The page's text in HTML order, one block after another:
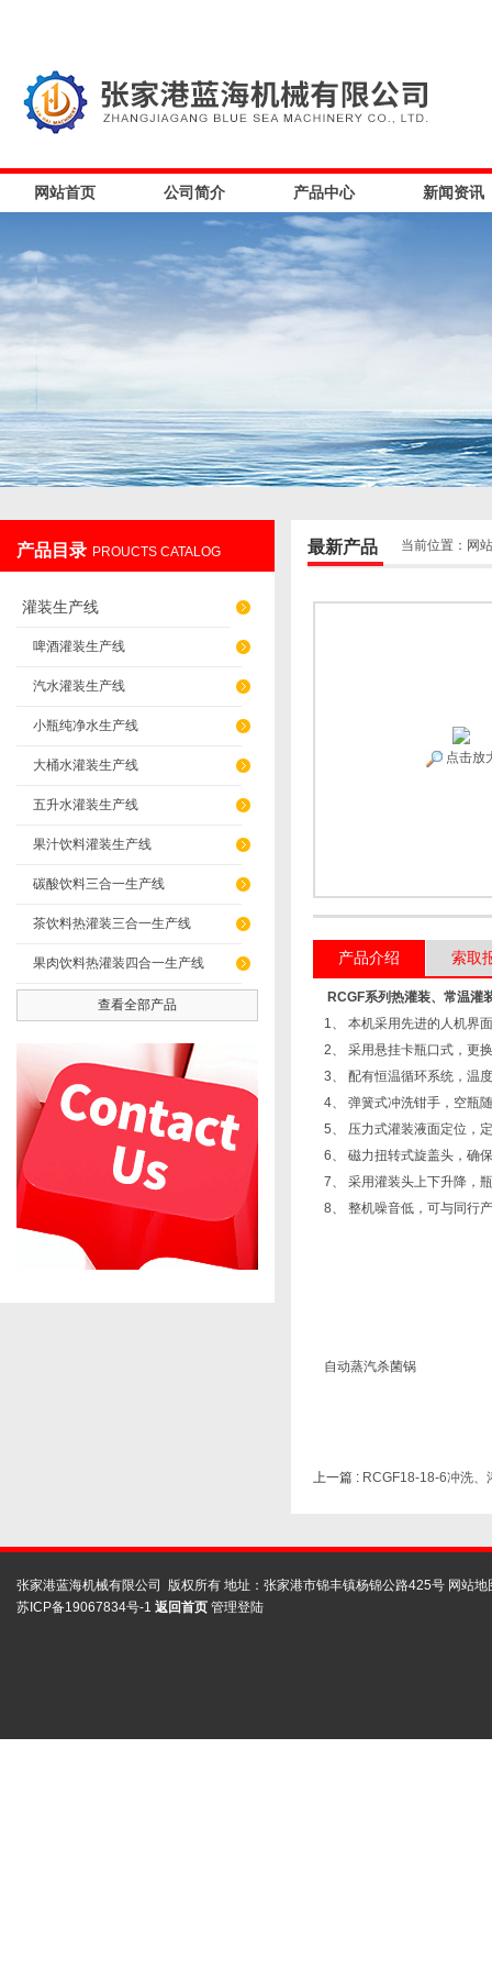
网站首页 公司简介 产品中心 新闻资讯
产品目录 PROUCTS CATALOG
灌装生产线
啤酒灌装生产线
汽水灌装生产线
小瓶纯净水生产线
大桶水灌装生产线
五升水灌装生产线
果汁饮料灌装生产线
碳酸饮料三合一生产线
茶饮料热灌装三合一生产线
果肉饮料热灌装四合一生产线
查看全部产品
当前位置： 网
最新产品
点击放
产品介绍 索取
RCGF系列热灌装、常温灌
1、 本机采用先进的人机界
2、 采用悬挂卡瓶口式，更
3、 配有恒温循环系统，温
4、 弹簧式冲洗钳手，空瓶
5、 压力式灌装液面定位，
6、 磁力扭转式旋盖头，确
7、 采用灌装头上下升降，
8、 整机噪音低，可与同行
自动蒸汽杀菌锅
上一篇 : RCGF18-18-6冲洗、
张家港蓝海机械有限公司 版权所有 地址：张家港市锦丰镇杨锦公路425号 网站地
苏ICP备19067834号-1 返回首页 管理登陆